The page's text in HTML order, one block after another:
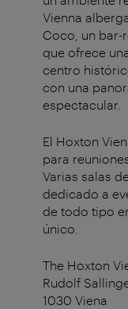
Vienna
Coco, un bar-
que ofrece
centro
con una
espectacular.
El Hoxton
para
Varias salas
dedicado a
de todo tipo
único.
The Hoxton
Rudolf
1030 Viena